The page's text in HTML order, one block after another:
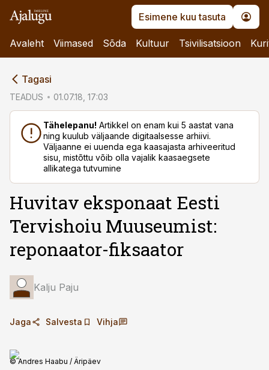
Esimene kuu tasuta
Avaleht Viimased Sõda Kultuur Tsivilisatsioon
Tagasi
TEADUS 01.07.18, 17:03
Tähelepanu! Artikkel on enam kui 5 aastat vana
ning kuulub väljaande digitaalsesse arhiivi.
Väljaanne ei uuenda ega kaasajasta arhiveeritud
sisu, mistõttu võib olla vajalik kaasaegsete
allikatega tutvumine
Huvitav eksponaat Eesti
Tervishoiu Muuseumist:
reponaator-fiksaator
Kalju Paju
Jaga Salvesta Vihja
© Andres Haabu / Äripäev